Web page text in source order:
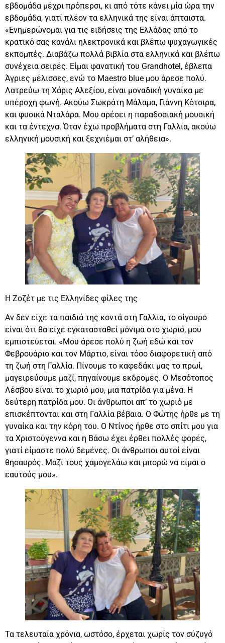
εβδομάδα μέχρι πρόπερσι, κι από τότε κάνει μία ώρα την
εβδομάδα, γιατί πλέον τα ελληνικά της είναι άπταιστα.
«Ενημερώνομαι για τις ειδήσεις της Ελλάδας από το
κρατικό σας κανάλι ηλεκτρονικά και βλέπω ψυχαγωγικές
εκπομπές. Διαβάζω πολλά βιβλία στα ελληνικά και βλέπω
συνέχεια σειρές. Είμαι φανατική του Grandhotel, έβλεπα
Άγριες μέλισσες, ενώ το Μaestro blue μου άρεσε πολύ.
Λατρεύω τη Χάρις Αλεξίου, είναι μοναδική γυναίκα με
υπέροχη φωνή. Ακούω Σωκράτη Μάλαμα, Γιάννη Κότσιρα,
και φυσικά Νταλάρα. Μου αρέσει η παραδοσιακή μουσική
και τα έντεχνα. Όταν έχω προβλήματα στη Γαλλία, ακούω
ελληνική μουσική και ξεχνιέμαι στ’ αλήθεια».
Η Ζοζέτ με τις Ελληνίδες φίλες της
Αν δεν είχε τα παιδιά της κοντά στη Γαλλία, το σίγουρο
είναι ότι θα είχε εγκατασταθεί μόνιμα στο χωριό, μου
εμπιστεύεται. «Μου άρεσε πολύ η ζωή εδώ και τον
Φεβρουάριο και τον Μάρτιο, είναι τόσο διαφορετική από
τη ζωή στη Γαλλία. Πίνουμε το καφεδάκι μας το πρωί,
μαγειρεύουμε μαζί, πηγαίνουμε εκδρομές. Ο Μεσότοπος
Λέσβου είναι το χωριό μου, μια πατρίδα για μένα. Η
δεύτερη πατρίδα μου. Οι άνθρωποι απ’ το χωριό με
επισκέπτονται και στη Γαλλία βέβαια. Ο Φώτης ήρθε με τη
γυναίκα και την κόρη του. Ο Ντίνος ήρθε στο σπίτι μου για
τα Χριστούγεννα και η Βάσω έχει έρθει πολλές φορές,
γιατί είμαστε πολύ δεμένες. Οι άνθρωποι αυτοί είναι
θησαυρός. Μαζί τους χαμογελάω και μπορώ να είμαι ο
εαυτούς μου».
Τα τελευταία χρόνια, ωστόσο, έρχεται χωρίς τον σύζυγό